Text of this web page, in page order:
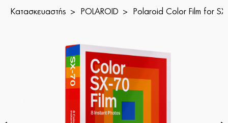
Κατασκευαστής POLAROID Polaroid Color Film for